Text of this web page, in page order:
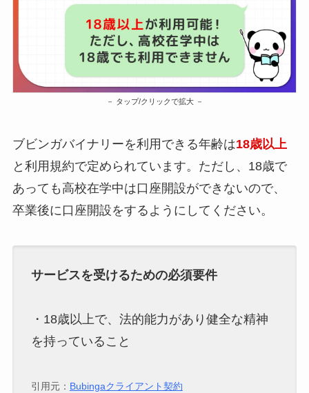
タップ/クリックで拡大
ブビンガバイナリーを利用できる年齢は18歳以上
と利用規約で定められています。ただし、18歳で
あっても高校在学中は口座開設ができないので、
卒業後に口座開設をするようにしてください。
サービスを受けるための必須要件
・18歳以上で、法的能力があり健全な精神
を持っていること
引用元： Bubingaクライアント契約